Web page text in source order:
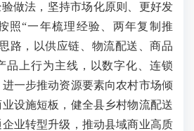
做法，坚持市场化原则、更好发
照“一年梳理经验、两年复制推
路，以供应链、物流配送、商品
品上行为主线，以数字化、连锁
一步推动资源要素向农村市场倾
设施短板，健全县乡村物流配送
业转型升级，推动县域商业高质